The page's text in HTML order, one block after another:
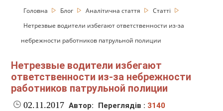
Головна Блог Аналітична стаття
Статті
Нетрезвые водители избегают ответственности из-за
небрежности работников патрульной полиции
Нетрезвые водители избегают
ответственности из-за небрежности
работников патрульной полиции
02.11.2017 Автор: Переглядів : 3140